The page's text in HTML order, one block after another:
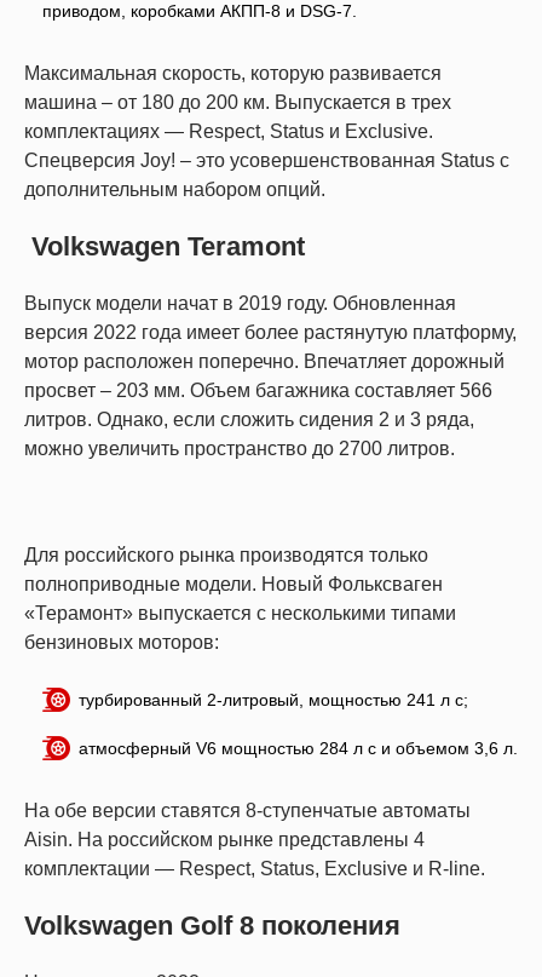
приводом, коробками АКПП-8 и DSG-7.
Максимальная скорость, которую развивается
машина – от 180 до 200 км. Выпускается в трех
комплектациях — Respect, Status и Exclusive.
Спецверсия Joy! – это усовершенствованная Status с
дополнительным набором опций.
Volkswagen Teramont
Выпуск модели начат в 2019 году. Обновленная
версия 2022 года имеет более растянутую платформу,
мотор расположен поперечно. Впечатляет дорожный
просвет – 203 мм. Объем багажника составляет 566
литров. Однако, если сложить сидения 2 и 3 ряда,
можно увеличить пространство до 2700 литров.
Для российского рынка производятся только
полноприводные модели. Новый Фольксваген
«Терамонт» выпускается с несколькими типами
бензиновых моторов:
турбированный 2-литровый, мощностью 241 л с;
атмосферный V6 мощностью 284 л с и объемом 3,6 л.
На обе версии ставятся 8-ступенчатые автоматы
Aisin. На российском рынке представлены 4
комплектации — Respect, Status, Exclusive и R-line.
Volkswagen Golf 8 поколения